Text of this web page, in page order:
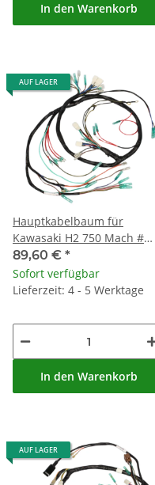
In den Warenkorb
AUF LAGER
Hauptkabelbaum für
Kawasaki H2 750 Mach #
26001-058
89,60 € *
Sofort verfügbar
Lieferzeit: 4 - 5 Werktage
In den Warenkorb
AUF LAGER